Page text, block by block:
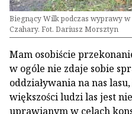
Biegnący Wilk podczas wyprawy
Czahary. Fot. Dariusz Morsztyn
Mam osobiście
w ogóle nie zdaje sobie
oddziaływania na nas
większości ludzi las jest
uprawianym w celach